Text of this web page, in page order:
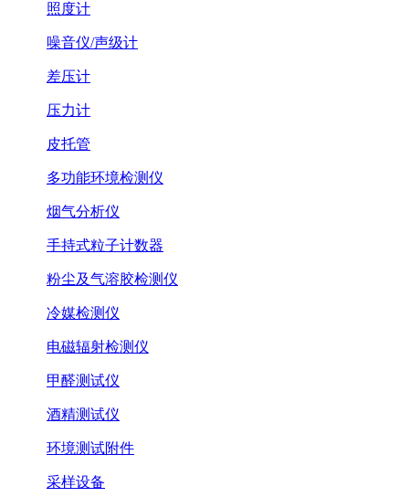
照度计
噪音仪/声级计
差压计
压力计
皮托管
多功能环境检测仪
烟气分析仪
手持式粒子计数器
粉尘及气溶胶检测仪
冷媒检测仪
电磁辐射检测仪
甲醛测试仪
酒精测试仪
环境测试附件
采样设备